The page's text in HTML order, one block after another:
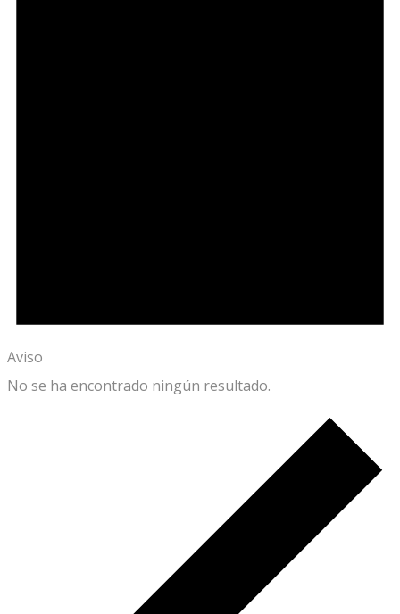
Aviso
No se ha encontrado ningún resultado.